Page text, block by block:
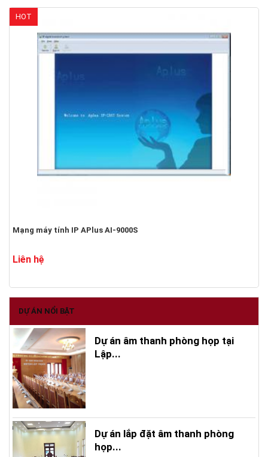
HOT
Mạng máy tính IP APlus AI-9000S
Liên hệ
DỰ ÁN NỔI BẬT
Dự án âm thanh phòng họp tại
Lập...
Dự án lắp đặt âm thanh phòng
họp...